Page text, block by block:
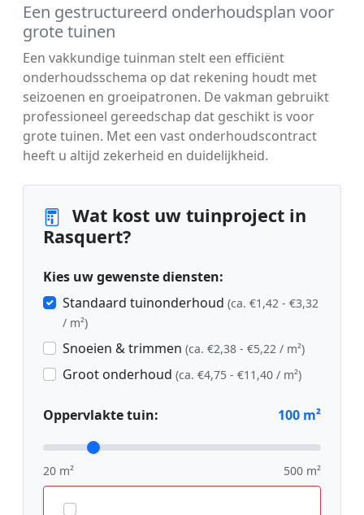
Een gestructureerd onderhoudsplan voor
grote tuinen
Een vakkundige tuinman stelt een efficiënt
onderhoudsschema op dat rekening houdt met
seizoenen en groeipatronen. De vakman gebruikt
professioneel gereedschap dat geschikt is voor
grote tuinen. Met een vast onderhoudscontract
heeft u altijd zekerheid en duidelijkheid.
Wat kost uw tuinproject in
Rasquert?
Kies uw gewenste diensten:
Standaard tuinonderhoud (ca. €1,42 - €3,32
/ m²)
Snoeien & trimmen (ca. €2,38 - €5,22 / m²)
Groot onderhoud (ca. €4,75 - €11,40 / m²)
Oppervlakte tuin: 100 m²
20 m² 500 m²